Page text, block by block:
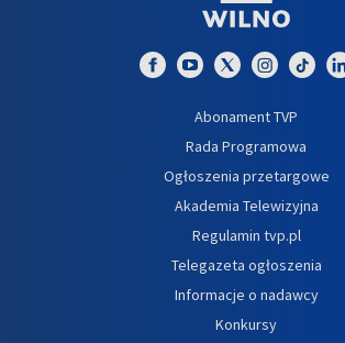
Abonament TVP
Rada Programowa
Ogłoszenia przetargowe
Akademia Telewizyjna
Regulamin tvp.pl
Telegazeta ogłoszenia
Informacje o nadawcy
Konkursy